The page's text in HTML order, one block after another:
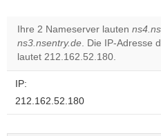
Ihre 2 Nameserver lauten
ns3.nsentry.de. Die IP-Adresse
lautet 212.162.52.180.
IP:
212.162.52.180